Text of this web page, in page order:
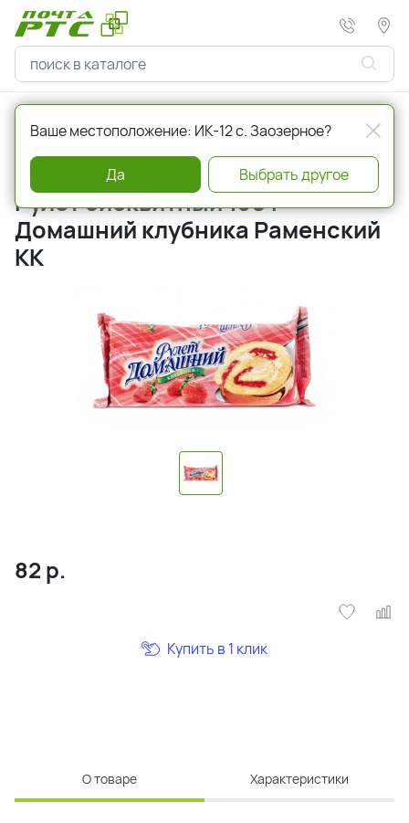
Главная Кондитерские изделия Рулеты
Артикул
Рулет бисквитный 150 г
Домашний клубника Раменский
КК
82 р.
Купить в 1 клик
О товаре Характеристики
Ваше местоположение: ИК-12 с. Заозерное?
Да Выбрать другое